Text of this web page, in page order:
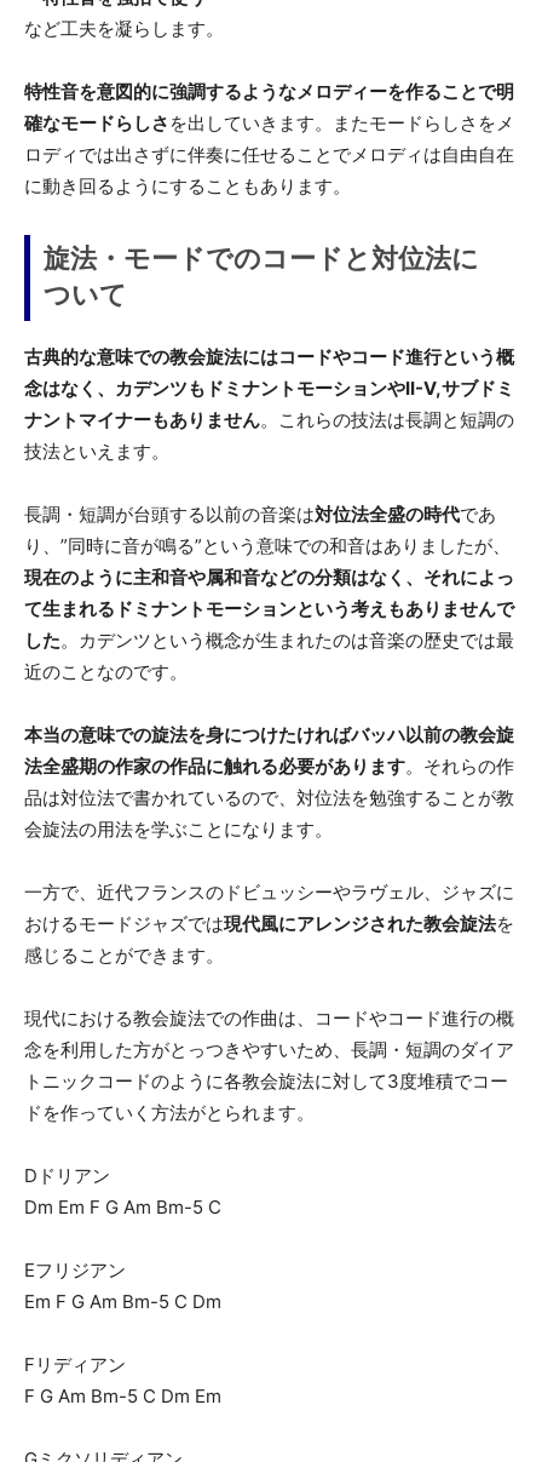
など工夫を凝らします。
特性音を意図的に強調するようなメロディーを作ることで明
確なモードらしさ を出していきます。またモードらしさをメ
ロディでは出さずに伴奏に任せることでメロディは自由自在
に動き回るようにすることもあります。
旋法・モードでのコードと対位法に
ついて
古典的な意味での教会旋法にはコードやコード進行という概
念はなく、カデンツもドミナントモーションやII-V,サブドミ
ナントマイナーもありません。これらの技法は長調と短調の
技法といえます。
長調・短調が台頭する以前の音楽は対位法全盛の時代であ
り、”同時に音が鳴る”という意味での和音はありましたが、
現在のように主和音や属和音などの分類はなく、それによっ
て生まれるドミナントモーションという考えもありませんで
した。カデンツという概念が生まれたのは音楽の歴史では最
近のことなのです。
本当の意味での旋法を身につけたければバッハ以前の教会旋
法全盛期の作家の作品に触れる必要があります。それらの作
品は対位法で書かれているので、対位法を勉強することが教
会旋法の用法を学ぶことになります。
一方で、近代フランスのドビュッシーやラヴェル、ジャズに
おけるモードジャズでは現代風にアレンジされた教会旋法を
感じることができます。
現代における教会旋法での作曲は、コードやコード進行の概
念を利用した方がとっつきやすいため、長調・短調のダイア
トニックコードのように各教会旋法に対して3度堆積でコー
ドを作っていく方法がとられます。
Dドリアン
Dm Em F G Am Bm-5 C
Eフリジアン
Em F G Am Bm-5 C Dm
Fリディアン
F G Am Bm-5 C Dm Em